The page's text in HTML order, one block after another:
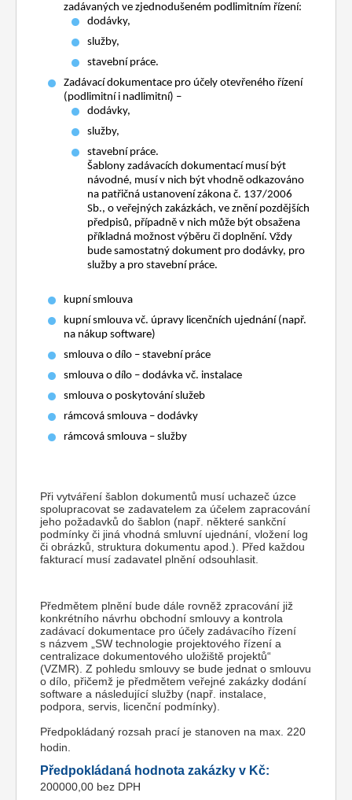
zadávaných ve zjednodušeném podlimitním řízení:
dodávky,
služby,
stavební práce.
Zadávací dokumentace pro účely otevřeného řízení
(podlimitní i nadlimitní) –
dodávky,
služby,
stavební práce.
Šablony zadávacích dokumentací musí být
návodné, musí v nich být vhodně odkazováno
na patřičná ustanovení zákona č. 137/2006
Sb., o veřejných zakázkách, ve znění pozdějších
předpisů, případně v nich může být obsažena
příkladná možnost výběru či doplnění. Vždy
bude samostatný dokument pro dodávky, pro
služby a pro stavební práce.
kupní smlouva
kupní smlouva vč. úpravy licenčních ujednání (např.
na nákup software)
smlouva o dílo – stavební práce
smlouva o dílo – dodávka vč. instalace
smlouva o poskytování služeb
rámcová smlouva – dodávky
rámcová smlouva – služby
Při vytváření šablon dokumentů musí uchazeč úzce
spolupracovat se zadavatelem za účelem zapracování
jeho požadavků do šablon (např. některé sankční
podmínky či jiná vhodná smluvní ujednání, vložení log
či obrázků, struktura dokumentu apod.). Před každou
fakturací musí zadavatel plnění odsouhlasit.
Předmětem plnění bude dále rovněž zpracování již
konkrétního návrhu obchodní smlouvy a kontrola
zadávací dokumentace pro účely zadávacího řízení
s názvem „SW technologie projektového řízení a
centralizace dokumentového uložiště projektů“
(VZMR). Z pohledu smlouvy se bude jednat o smlouvu
o dílo, přičemž je předmětem veřejné zakázky dodání
software a následující služby (např. instalace,
podpora, servis, licenční podmínky).
Předpokládaný rozsah prací je stanoven na max. 220
hodin.
Předpokládaná hodnota zakázky v Kč:
200000,00 bez DPH